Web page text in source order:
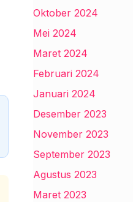
Oktober 2024
Mei 2024
Maret 2024
Februari 2024
Januari 2024
Desember 2023
November 2023
September 2023
Agustus 2023
Maret 2023